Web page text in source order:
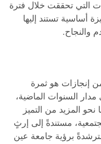
التي تحققت خلال فترة
أساسية تستند إليها
والنجاح.
إنجازات هو ثمرة
مدار السنوات الماضية،
المزيد من التميز
مستندةً إلى إرثٍ
برؤية جامعة عين